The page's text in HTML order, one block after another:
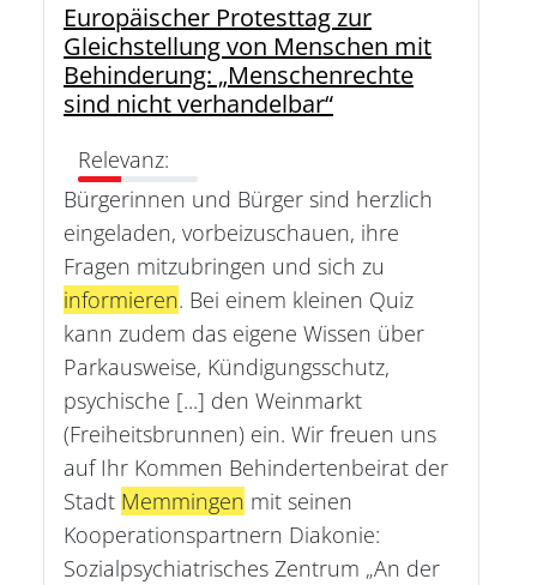
Europäischer Protesttag zur
Gleichstellung von Menschen mit
Behinderung: „Menschenrechte
sind nicht verhandelbar“
Relevanz:
Bürgerinnen und Bürger sind herzlich
eingeladen, vorbeizuschauen, ihre
Fragen mitzubringen und sich zu
informieren. Bei einem kleinen Quiz
kann zudem das eigene Wissen über
Parkausweise, Kündigungsschutz,
psychische [...] den Weinmarkt
(Freiheitsbrunnen) ein. Wir freuen uns
auf Ihr Kommen Behindertenbeirat der
Stadt Memmingen mit seinen
Kooperationspartnern Diakonie:
Sozialpsychiatrisches Zentrum „An der